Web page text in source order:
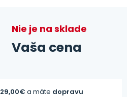
Nie je na sklade
Vaša cena
29,00€ a máte dopravu